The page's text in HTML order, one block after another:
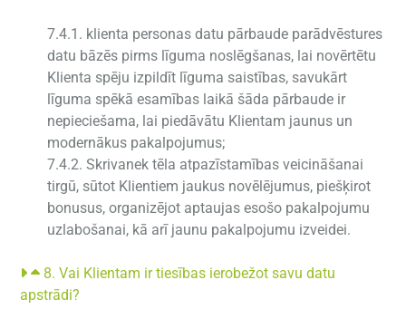
7.4.1. klienta personas datu pārbaude parādvēstures
datu bāzēs pirms līguma noslēgšanas, lai novērtētu
Klienta spēju izpildīt līguma saistības, savukārt
līguma spēkā esamības laikā šāda pārbaude ir
nepieciešama, lai piedāvātu Klientam jaunus un
modernākus pakalpojumus;
7.4.2. Skrivanek tēla atpazīstamības veicināšanai
tirgū, sūtot Klientiem jaukus novēlējumus, piešķirot
bonusus, organizējot aptaujas esošo pakalpojumu
uzlabošanai, kā arī jaunu pakalpojumu izveidei.
8. Vai Klientam ir tiesības ierobežot savu datu
apstrādi?